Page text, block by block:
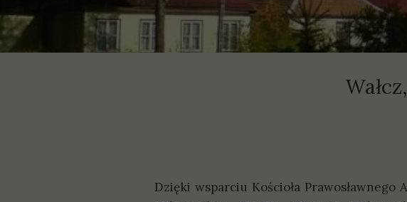
Polityki
Sprawozdania
Dzięki wsparciu Kościoła Prawosławnego